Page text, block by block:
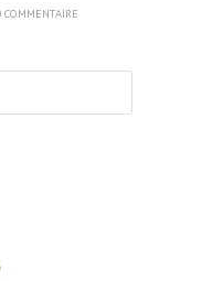
COMMENTAIRE